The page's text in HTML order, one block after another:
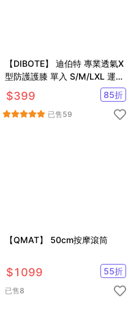
【DIBOTE】 迪伯特 專業透氣X
型防護護膝 單入 S/M/LXL 運動
護膝
$399 85折
已售59
【QMAT】 50cm按摩滾筒
$1099 55折
已售8